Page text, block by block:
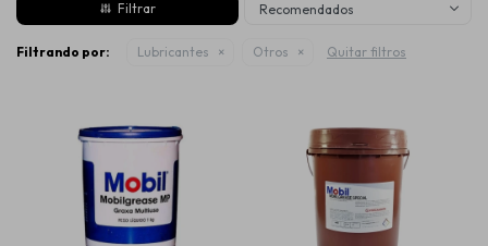
Recomendados
Filtrando por: Lubricantes Otros Quitar filtros
Llantas
Lubricantes
Aditivos